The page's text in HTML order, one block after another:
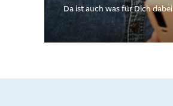
Da ist auch was für Dich dabei